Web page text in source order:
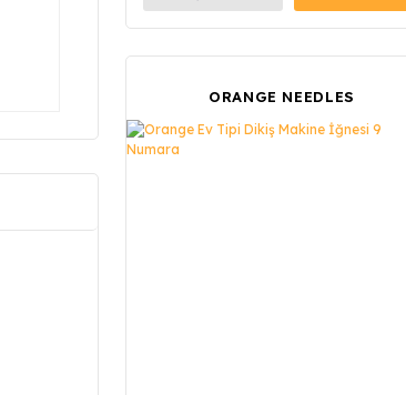
ORANGE NEEDLES